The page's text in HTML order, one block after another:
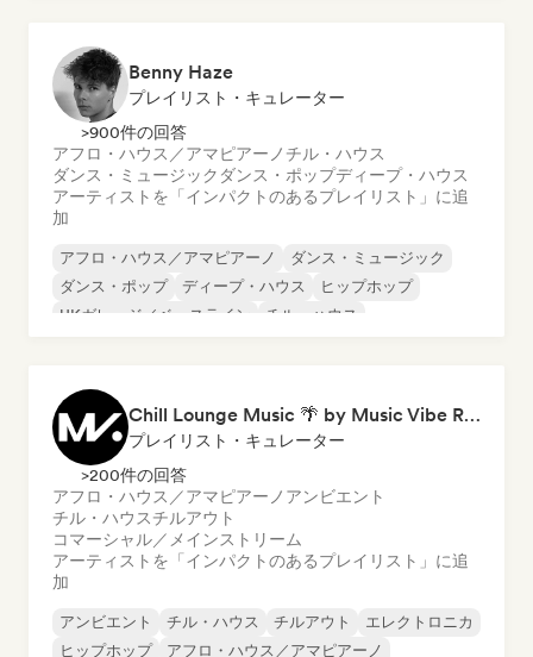
Benny Haze
プレイリスト・キュレーター
>900件の回答
アフロ・ハウス／アマピアーノ チル・ハウス
ダンス・ミュージック ダンス・ポップディープ・ハウス
アーティストを「インパクトのあるプレイリスト」に追
加
アフロ・ハウス／アマピアーノ
ダンス・ミュージック
ダンス・ポップ
ディープ・ハウス
ヒップホップ
UKガレージ／ベースライン
チル・ハウス
Chill Lounge Music 🌴 by Music Vibe Records
プレイリスト・キュレーター
>200件の回答
アフロ・ハウス／アマピアーノ アンビエント
チル・ハウスチルアウト
コマーシャル／メインストリーム
アーティストを「インパクトのあるプレイリスト」に追
加
アンビエント チル・ハウス チルアウト
エレクトロニカ
ヒップホップ
アフロ・ハウス／アマピアーノ